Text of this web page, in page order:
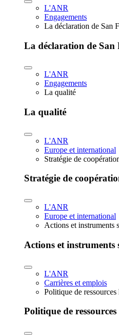
L'ANR
Engagements
La déclaration de San
La déclaration de San
L'ANR
Engagements
La qualité
La qualité
L'ANR
Europe et international
Stratégie de
Stratégie de
L'ANR
Europe et international
Actions et instruments
Actions et instruments
L'ANR
Carrières et emplois
Politique de ressources
Politique de